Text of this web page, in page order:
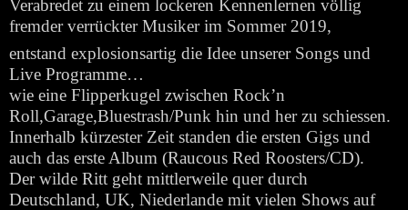
Verabredet zu einem lockeren Kennenlernen völlig
fremder verrückter Musiker im Sommer 2019,
entstand explosionsartig die Idee unserer Songs und
Live Programme…
wie eine Flipperkugel zwischen Rock’n
Roll,Garage,Bluestrash/Punk hin und her zu schiessen.
Innerhalb kürzester Zeit standen die ersten Gigs und
auch das erste Album (Raucous Red Roosters/CD).
Der wilde Ritt geht mittlerweile quer durch
Deutschland, UK, Niederlande mit vielen Shows auf